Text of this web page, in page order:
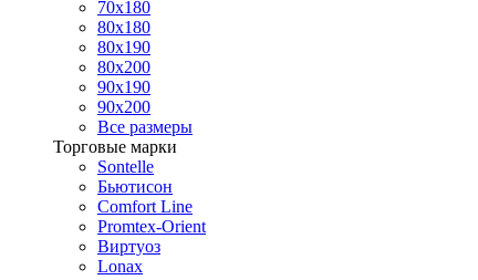
70х180
80х180
80х190
80х200
90х190
90х200
Все размеры
Торговые марки
Sontelle
Бьютисон
Comfort Line
Promtex-Orient
Виртуоз
Lonax